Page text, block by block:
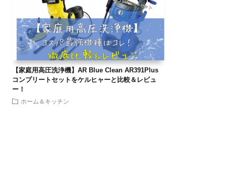
【家庭用高圧洗浄機】AR Blue Clean AR391Plus
コンプリートセットをケルヒャーと比較＆レビュ
ー！
ホーム＆キッチン